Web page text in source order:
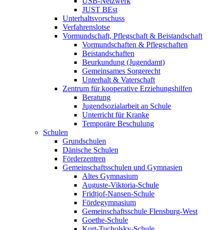
JUST BEst
Unterhaltsvorschuss
Verfahrenslotse
Vormundschaft, Pflegschaft & Beistandschaft
Vormundschaften & Pflegschaften
Beistandschaften
Beurkundung (Jugendamt)
Gemeinsames Sorgerecht
Unterhalt & Vaterschaft
Zentrum für kooperative Erziehungshilfen
Beratung
Jugendsozialarbeit an Schule
Unterricht für Kranke
Temporäre Beschulung
Schulen
Grundschulen
Dänische Schulen
Förderzentren
Gemeinschaftsschulen und Gymnasien
Altes Gymnasium
Auguste-Viktoria-Schule
Fridtjof-Nansen-Schule
Fördegymnasium
Gemeinschaftsschule Flensburg-West
Goethe-Schule